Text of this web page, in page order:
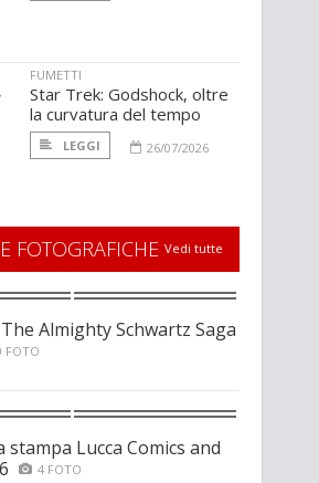
FUMETTI
Star Trek: Godshock, oltre
la curvatura del tempo
LEGGI 26/07/2026
FOTOGRAFICHE Vedi tutte
Almighty Schwartz Saga
FOTO
stampa Lucca Comics and
4 FOTO